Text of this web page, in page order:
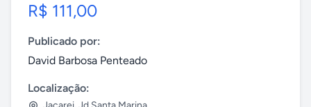
R$ 111,00
Publicado por:
David Barbosa Penteado
Localização: